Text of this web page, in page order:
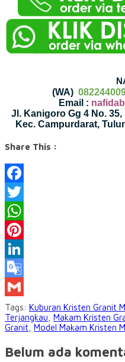
(WA)
Email :
Jl. Kanigoro Gg 4 No.
Kec. Campurdarat,
Share This :
Facebook
Twitter
WhatsApp
Pinterest
LinkedIn
Google
Translate
Gmail
Tags: Kuburan Kristen Granit
Terjangkau Makam Kristen
Granit Model Makam Kristen
Belum ada